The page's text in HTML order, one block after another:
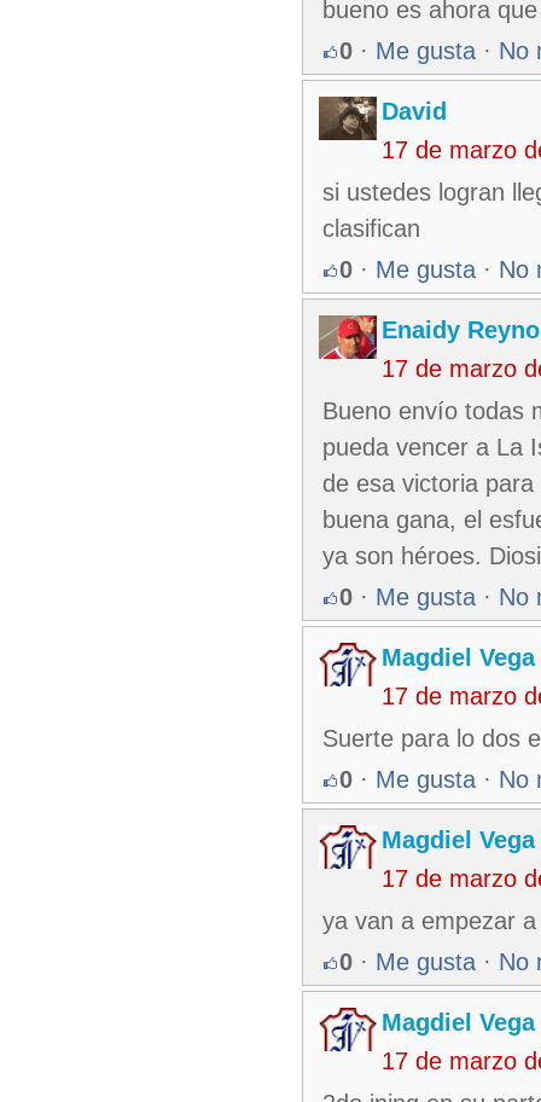
bueno es ahora
0 · Me gusta · No
David
17 de marzo
si ustedes logran
clasifican
0 · Me gusta · No
Enaidy
17 de marzo
Bueno envío todas
pueda vencer a La
de esa victoria
buena gana, el
ya son héroes.
0 · Me gusta · No
Magdiel Vega
17 de marzo
Suerte para lo dos
0 · Me gusta · No
Magdiel Vega
17 de marzo
ya van a empezar
0 · Me gusta · No
Magdiel Vega
17 de marzo